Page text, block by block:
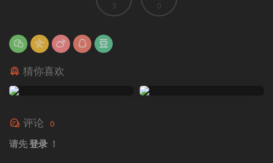
3 0
猜你喜欢
评论 0
请先登录 ！